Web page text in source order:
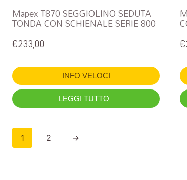
Mapex T870 SEGGIOLINO SEDUTA
TONDA CON SCHIENALE SERIE 800
€233,00
INFO VELOCI
LEGGI TUTTO
€
1 2 →